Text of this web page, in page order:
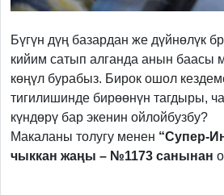
Бүгүн дүң базардан же дүйнөлүк
кийим сатып алганда анын баасы
көңүл бурабыз. Бирок ошол
тигилишинде бирөөнүн тагдыры,
күндөрү бар экенин ойлойбузбу?
Макаланы толугу менен “Супер-
чыккан жаңы – №1173 санынан